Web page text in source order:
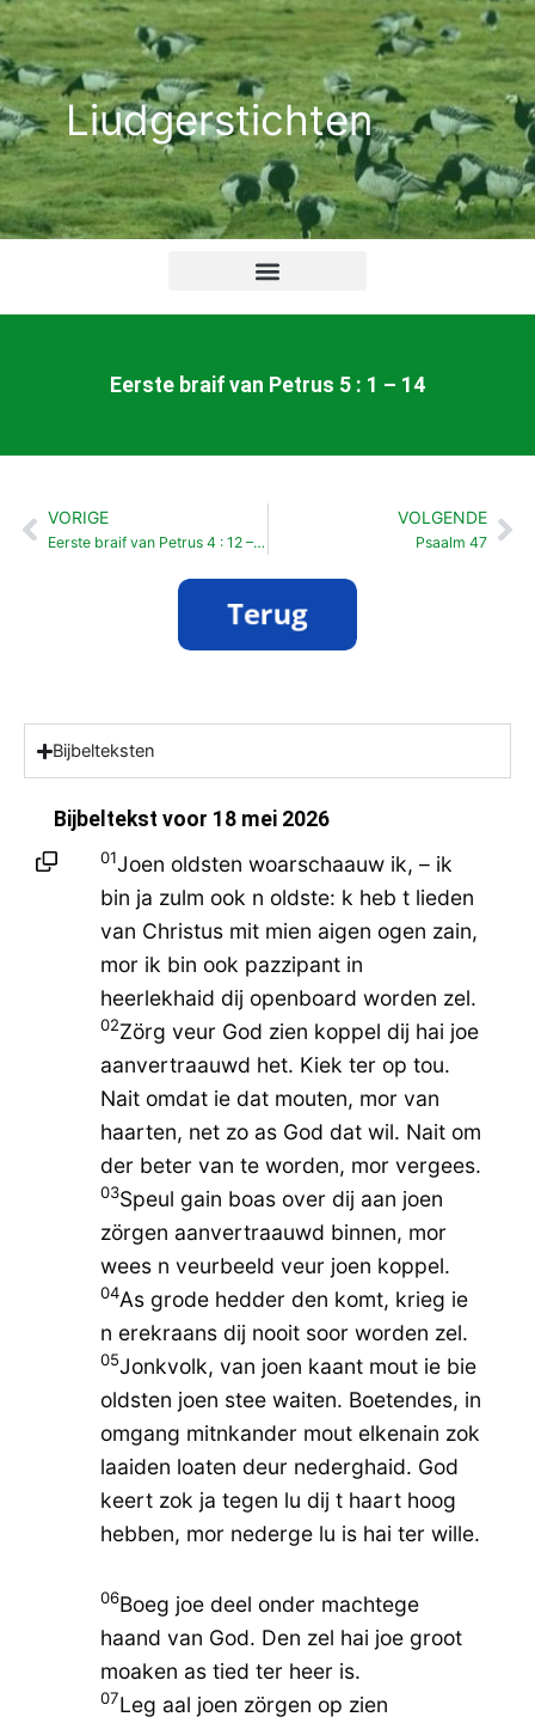
Ga
naar
de
inhoudLiudgerstichten
Eerste braif van Petrus 5 : 1 – 14
Vorige
VORIGE
Eerste braif van Petrus 4 : 12 – 19
VOLGENDE
Psaalm 47
Bijbelteksten
Bijbeltekst voor 18 mei 2026
01Joen oldsten woarschaauw ik, – ik
bin ja zulm ook n oldste: k heb t lieden
van Christus mit mien aigen ogen zain,
mor ik bin ook pazzipant in
heerlekhaid dij openboard worden zel.
02Zörg veur God zien koppel dij hai joe
aanvertraauwd het. Kiek ter op tou.
Nait omdat ie dat mouten, mor van
haarten, net zo as God dat wil. Nait om
der beter van te worden, mor vergees.
03Speul gain boas over dij aan joen
zörgen aanvertraauwd binnen, mor
wees n veurbeeld veur joen koppel.
04As grode hedder den komt, krieg ie
n erekraans dij nooit soor worden zel.
05Jonkvolk, van joen kaant mout ie bie
oldsten joen stee waiten. Boetendes, in
omgang mitnkander mout elkenain zok
laaiden loaten deur nederghaid. God
keert zok ja tegen lu dij t haart hoog
hebben, mor nederge lu is hai ter wille.
06Boeg joe deel onder machtege
haand van God. Den zel hai joe groot
moaken as tied ter heer is.
07Leg aal joen zörgen op zien